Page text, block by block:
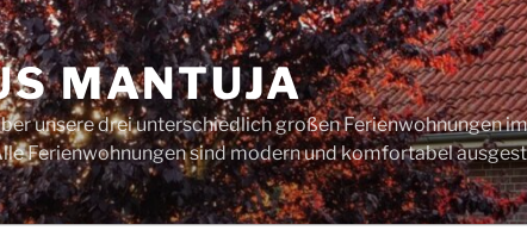
MANTUJA
unsere drei unterschiedlich großen Ferienwohnungen
Ferienwohnungen sind modern und komfortabel